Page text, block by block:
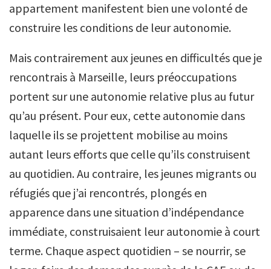
appartement manifestent bien une volonté de
construire les conditions de leur autonomie.
Mais contrairement aux jeunes en difficultés que je
rencontrais à Marseille, leurs préoccupations
portent sur une autonomie relative plus au futur
qu’au présent. Pour eux, cette autonomie dans
laquelle ils se projettent mobilise au moins
autant leurs efforts que celle qu’ils construisent
au quotidien. Au contraire, les jeunes migrants ou
réfugiés que j’ai rencontrés, plongés en
apparence dans une situation d’indépendance
immédiate, construisaient leur autonomie à court
terme. Chaque aspect quotidien – se nourrir, se